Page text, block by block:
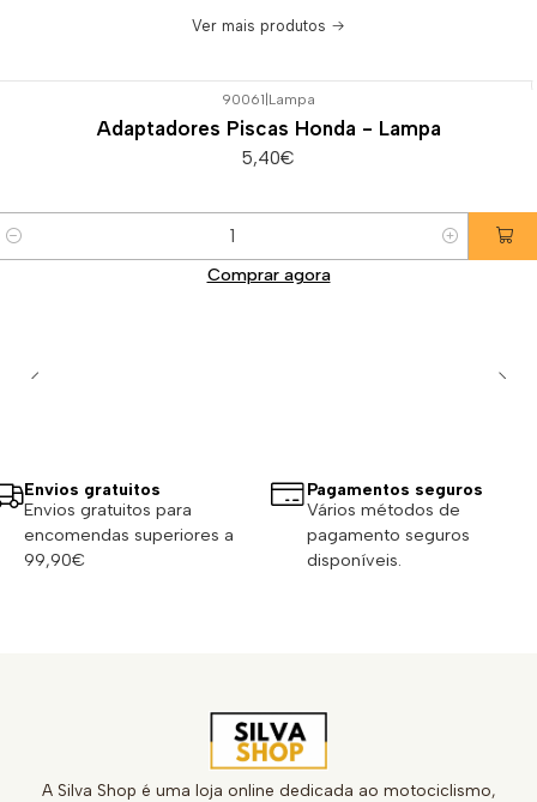
Ver mais produtos
90061 Lampa
Adaptadores Piscas Honda - Lampa
5,40€
Comprar agora
Envios gratuitos
Envios gratuitos para
encomendas superiores a
99,90€
Pagamentos seguros
Vários métodos de
pagamento seguros
disponíveis.
A Silva Shop é uma loja online dedicada ao motociclismo,